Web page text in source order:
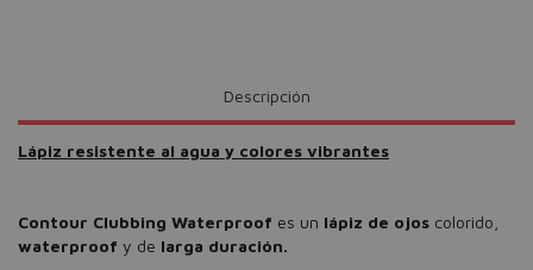
Descripción
Lápiz resistente al agua y colores vibrantes
Contour Clubbing Waterproof es un lápiz de ojos colorido,
waterproof y de larga duración.